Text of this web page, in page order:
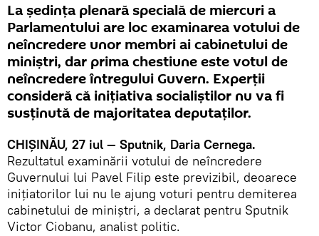
La ședința plenară specială de miercuri a
Parlamentului are loc examinarea votului de
neîncredere unor membri ai cabinetului de
miniștri, dar prima chestiune este votul de
neîncredere întregului Guvern. Experții
consideră că inițiativa socialiștilor nu va fi
susținută de majoritatea deputaților.
CHIȘINĂU, 27 iul — Sputnik, Daria Cernega.
Rezultatul examinării votului de neîncredere
Guvernului lui Pavel Filip este previzibil, deoarece
inițiatorilor lui nu le ajung voturi pentru demiterea
cabinetului de miniștri, a declarat pentru Sputnik
Victor Ciobanu, analist politic.